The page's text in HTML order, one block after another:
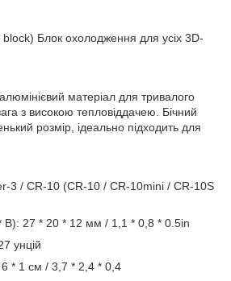
Блок охолодження для усіх 3D-
матеріал для тривалого
з високою тепловіддачею. Бічний
розмір, ідеально підходить для
3 / CR-10 (CR-10 / CR-10mini / CR-10S
В): 27 * 20 * 12 мм / 1,1 * 0,8 * 0.5in
унцій
6 * 1 см / 3,7 * 2,4 * 0,4